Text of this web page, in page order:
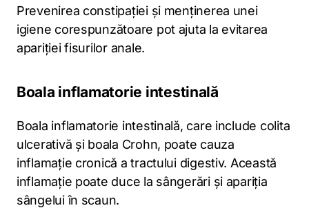
Prevenirea constipației și menținerea unei
igiene corespunzătoare pot ajuta la evitarea
apariției fisurilor anale.
Boala inflamatorie intestinală
Boala inflamatorie intestinală, care include colita
ulcerativă și boala Crohn, poate cauza
inflamație cronică a tractului digestiv. Această
inflamație poate duce la sângerări și apariția
sângelui în scaun.